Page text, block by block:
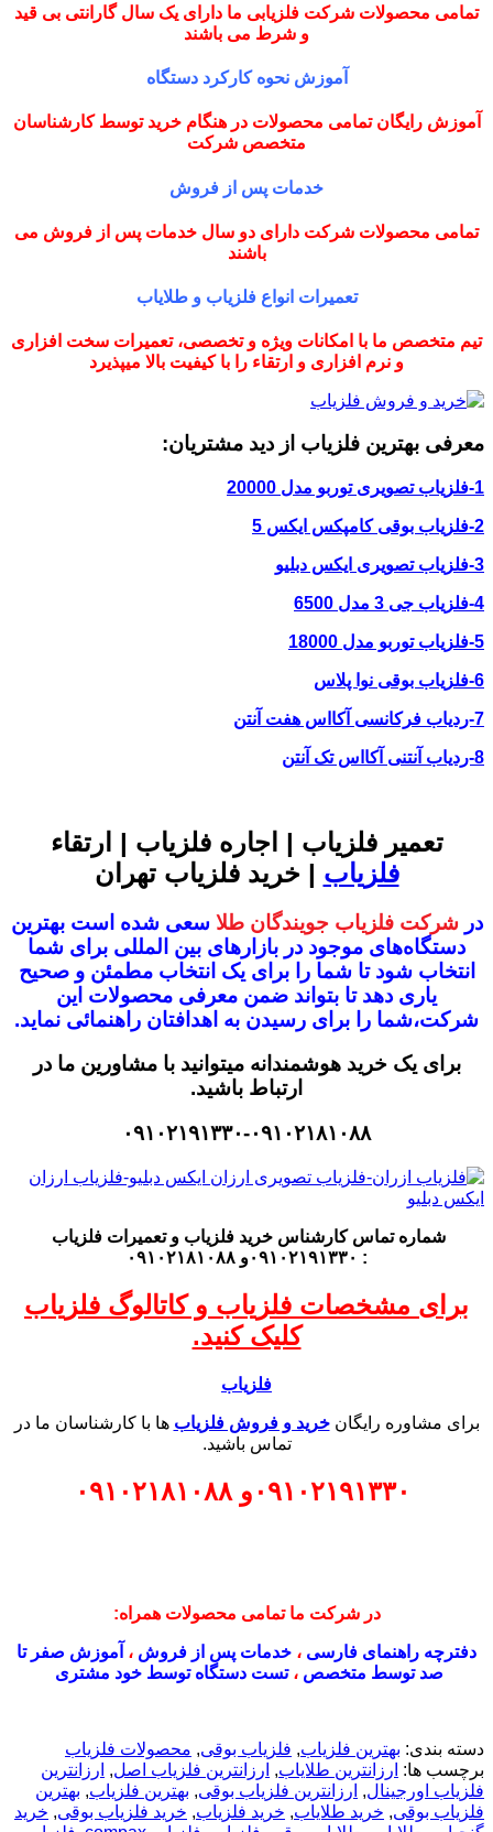
تمامی محصولات شرکت فلزیابی ما دارای یک سال گارانتی بی قید
و شرط می باشند
آموزش نحوه کارکرد دستگاه
آموزش رایگان تمامی محصولات در هنگام خرید توسط کارشناسان
متخصص شرکت
خدمات پس از فروش
تمامی محصولات شرکت دارای دو سال خدمات پس از فروش می
باشند
تعمیرات انواع فلزیاب و طلایاب
تیم متخصص ما با امکانات ویژه و تخصصی، تعمیرات سخت افزاری
و نرم افزاری و ارتقاء را با کیفیت بالا میپذیرد
معرفی بهترین فلزیاب از دید مشتریان:
1-فلزیاب تصویری توربو مدل 20000
2-فلزیاب بوقی کامپکس ایکس 5
3-فلزیاب تصویری ایکس دبلیو
4-فلزیاب جی 3 مدل 6500
5-فلزیاب توربو مدل 18000
6-فلزیاب بوقی نوا پلاس
7-ردیاب فرکانسی آکااس هفت آنتن
8-ردیاب آنتنی آکااس تک آنتن
تعمیر فلزیاب | اجاره فلزیاب | ارتقاء
فلزیاب | خرید فلزیاب تهران
در شرکت فلزیاب جویندگان طلا سعی شده است بهترین
دستگاه‌های موجود در بازار‌های بین المللی برای شما
انتخاب شودتا شما را برای یک انتخاب مطمئن و صحیح
یاری دهد تا بتواند ضمن معرفی محصولات این
شرکت،شما را برای رسیدن به اهدافتان راهنمائی نماید.
برای یک خرید هوشمندانه میتوانید با مشاورین ما در
ارتباط باشید.
۰۹۱۰۲۱۹۱۳۳۰-۰۹۱۰۲۱۸۱۰۸۸
شماره تماس کارشناس خرید فلزیاب و تعمیرات فلزیاب
: ۰۹۱۰۲۱۹۱۳۳۰و ۰۹۱۰۲۱۸۱۰۸۸
برای مشخصات فلزیاب و کاتالوگ فلزیاب
کلیک کنید.
فلزیاب
برای مشاوره رایگانخرید و فروش فلزیاب ها با کارشناسان ما در
تماس باشید.
۰۹۱۰۲۱۹۱۳۳۰ و ۰۹۱۰۲۱۸۱۰۸۸
در شرکت ما تمامی محصولات همراه:
دفترچه راهنمای فارسی ، خدمات پس از فروش ، آموزش صفر تا
صد توسط متخصص ،تست دستگاه توسط خود مشتری
دسته بندی: بهترین فلزیاب, فلزیاب بوقی, محصولات فلزیاب
برچسب ها: ارزانترین طلایاب, ارزانترین فلزیاب اصل, ارزانترین
فلزیاب اورجینال, ارزانترین فلزیاب بوقی, بهترین فلزیاب, بهترین
فلزیاب بوقی, خرید طلایاب, خرید فلزیاب, خرید فلزیاب بوقی, خرید